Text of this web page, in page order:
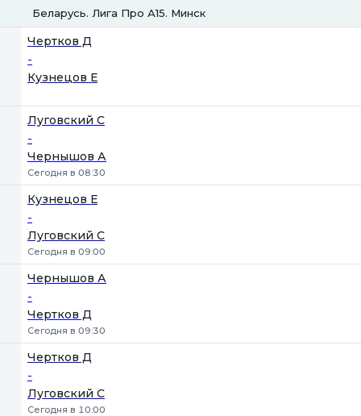
Беларусь. Лига Про А15. Минск
Чертков Д
-
Кузнецов Е
Луговский С
-
Чернышов А
Сегодня в 08:30
Кузнецов Е
-
Луговский С
Сегодня в 09:00
Чернышов А
-
Чертков Д
Сегодня в 09:30
Чертков Д
-
Луговский С
Сегодня в 10:00